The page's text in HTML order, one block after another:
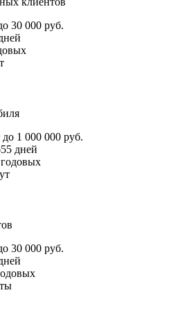
30 000 руб.
до 1 000 000 руб.
дней
30 000 руб.